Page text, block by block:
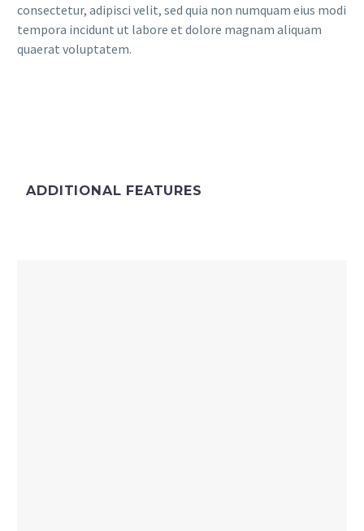
consectetur, adipisci velit, sed quia non numquam eius modi
tempora incidunt ut labore et dolore magnam aliquam
quaerat voluptatem.
ADDITIONAL FEATURES